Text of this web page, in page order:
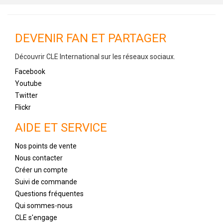
DEVENIR FAN ET PARTAGER
Découvrir CLE International sur les réseaux sociaux.
Facebook
Youtube
Twitter
Flickr
AIDE ET SERVICE
Nos points de vente
Nous contacter
Créer un compte
Suivi de commande
Questions fréquentes
Qui sommes-nous
CLE s'engage